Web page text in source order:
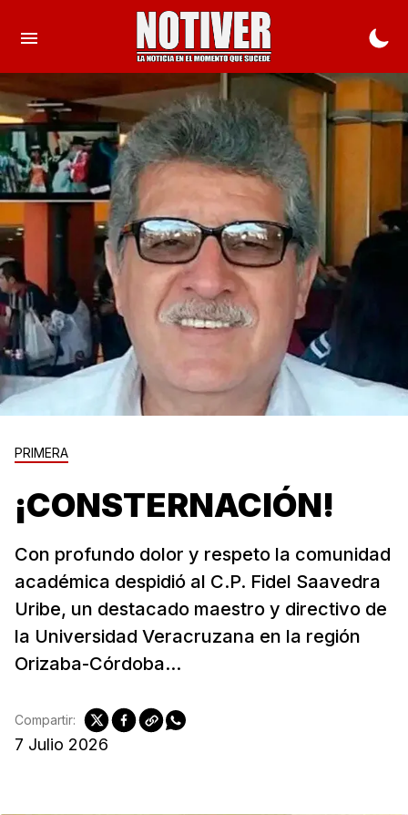
PRIMERA
¡CONSTERNACIÓN!
Con profundo dolor y respeto la comunidad
académica despidió al C.P. Fidel Saavedra
Uribe, un destacado maestro y directivo de
la Universidad Veracruzana en la región
Orizaba-Córdoba...
7 Julio 2026
Compartir: